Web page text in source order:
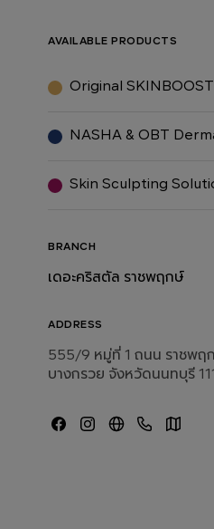
AVAILABLE PRODUCTS
Original
NASHA & OBT
Skin Sculpting
BRANCH
เดอะคริสตัล ราชพฤกษ์
ADDRESS
555/9 หมู่ที่ 1 ถนน ราชพฤ
บางกรวย จังหวัดนนทบุรี